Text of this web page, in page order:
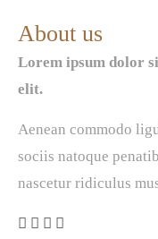
About us
Lorem ipsum dolor
elit.
Aenean commodo
sociis natoque
nascetur ridiculus